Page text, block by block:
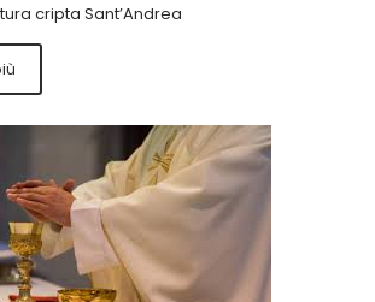
cripta Sant’Andrea